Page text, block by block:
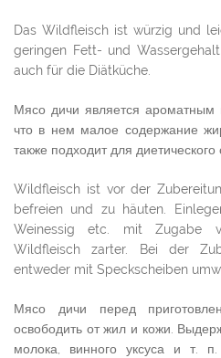
Das Wildfleisch ist würzig und
geringen Fett- und
auch für die Diätküche.
Мясо дичи является ароматным
что в нем малое содержание
также подходит для диетического
Wildfleisch ist vor der
befreien und zu häuten.
Weinessig etc. mit Zugabe
Wildfleisch zarter. Bei der
entweder mit Speckscheiben
Мясо дичи перед
освободить от жил и кожи.
молока, винного уксуса и т.